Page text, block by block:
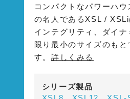
コンパクトなパワーハ
の名人であるXSL / XSLi
インテグリティ、ダイナ
限り最小のサイズのもと
す。詳しくみる
シリーズ製品